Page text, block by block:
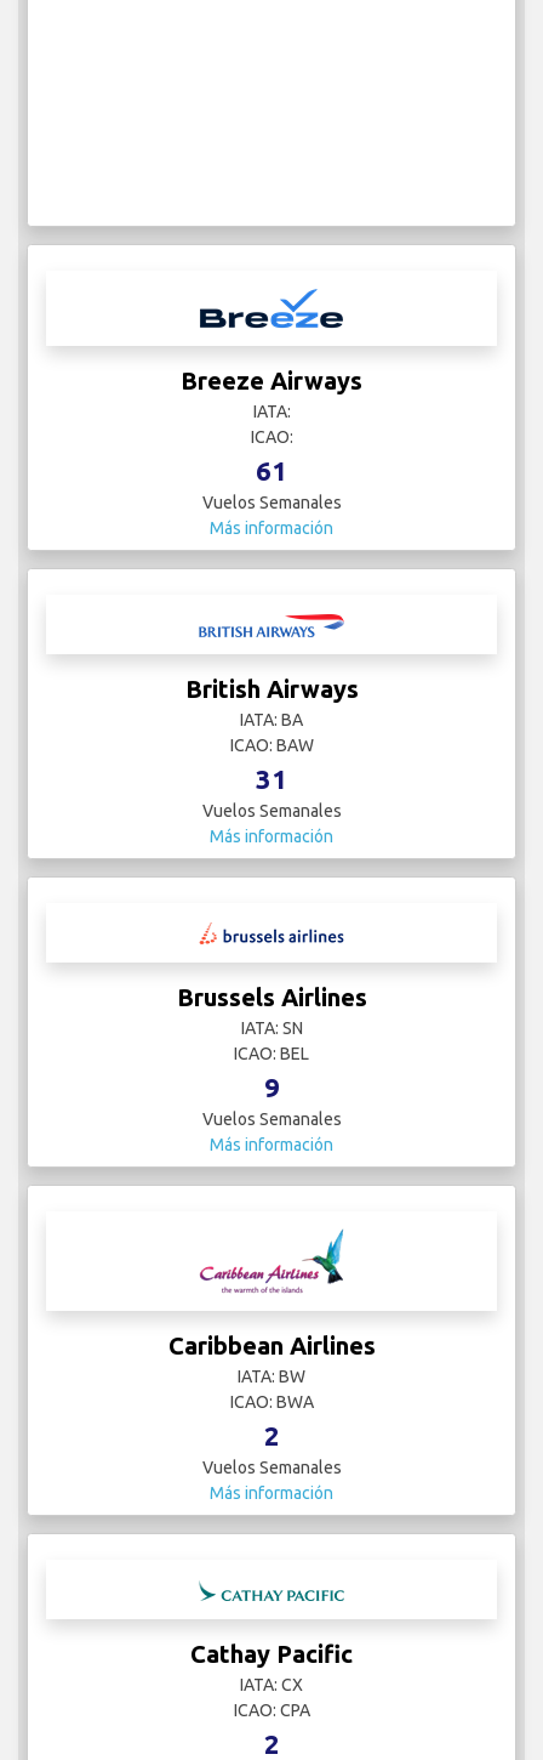
Breeze Airways
IATA:
ICAO:
61
Vuelos Semanales
Más información
British Airways
IATA: BA
ICAO: BAW
31
Vuelos Semanales
Más información
Brussels Airlines
IATA: SN
ICAO: BEL
9
Vuelos Semanales
Más información
Caribbean Airlines
IATA: BW
ICAO: BWA
2
Vuelos Semanales
Más información
Cathay Pacific
IATA: CX
ICAO: CPA
2